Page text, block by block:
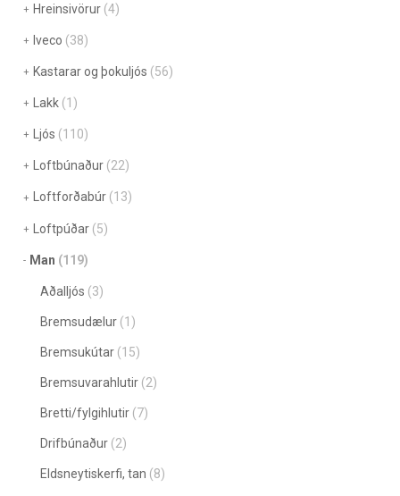
Hreinsivörur (4)
Iveco (38)
Kastarar og þokuljós (56)
Lakk (1)
Ljós (110)
Loftbúnaður (22)
Loftforðabúr (13)
Loftpúðar (5)
Man (119)
Aðalljós (3)
Bremsudælur (1)
Bremsukútar (15)
Bremsuvarahlutir (2)
Bretti/fylgihlutir (7)
Drifbúnaður (2)
Eldsneytiskerfi, tan (8)